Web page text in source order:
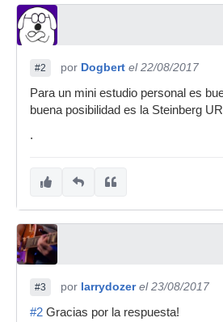
#2 por Dogbert el 22/08/2017
Para un mini estudio personal es
buena posibilidad es la Steinberg
.
#3 por larrydozer el 23/08/2017
#2 Gracias por la respuesta!